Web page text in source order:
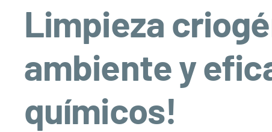
Limpieza
ambiente y
químicos!